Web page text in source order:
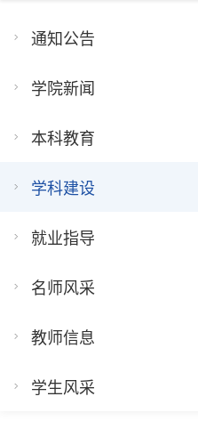
通知公告
学院新闻
本科教育
学科建设
就业指导
名师风采
教师信息
学生风采